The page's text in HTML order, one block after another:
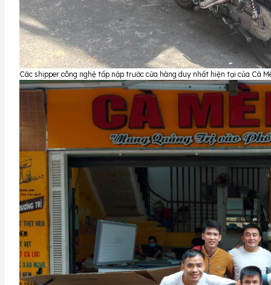
Các shipper công nghệ tấp nập trước cửa hàng duy nhất hiện tại của Cà